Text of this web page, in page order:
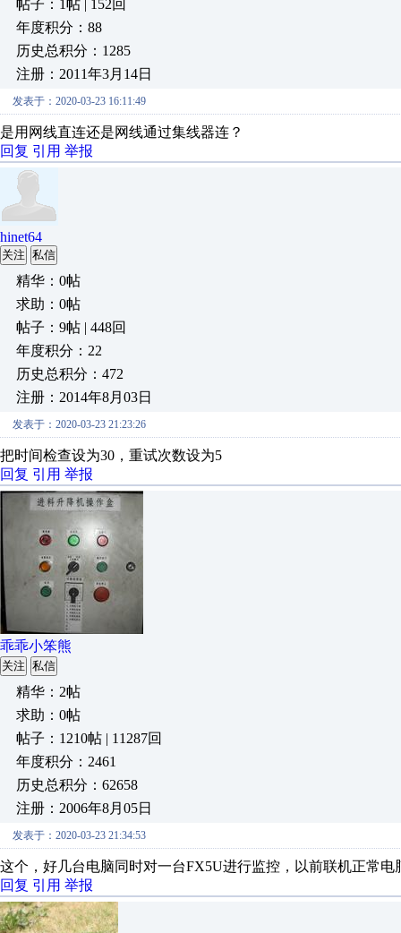
帖子：1帖 | 152回
年度积分：88
历史总积分：1285
注册：2011年3月14日
发表于：2020-03-23 16:11:49
是用网线直连还是网线通过集线器连？
回复 引用 举报
hinet64
关注 私信
精华：0帖
求助：0帖
帖子：9帖 | 448回
年度积分：22
历史总积分：472
注册：2014年8月03日
发表于：2020-03-23 21:23:26
把时间检查设为30，重试次数设为5
回复 引用 举报
乖乖小笨熊
关注 私信
精华：2帖
求助：0帖
帖子：1210帖 | 11287回
年度积分：2461
历史总积分：62658
注册：2006年8月05日
发表于：2020-03-23 21:34:53
这个，好几台电脑同时对一台FX5U进行监控，以前联机正常电
回复 引用 举报